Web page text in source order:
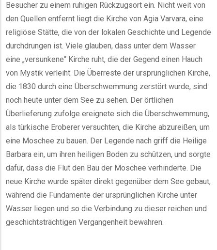
Besucher zu einem ruhigen Rückzugsort ein. Nicht weit von
den Quellen entfernt liegt die Kirche von Agia Varvara, eine
religiöse Stätte, die von der lokalen Geschichte und Legende
durchdrungen ist. Viele glauben, dass unter dem Wasser
eine „versunkene“ Kirche ruht, die der Gegend einen Hauch
von Mystik verleiht. Die Überreste der ursprünglichen Kirche,
die 1830 durch eine Überschwemmung zerstört wurde, sind
noch heute unter dem See zu sehen. Der örtlichen
Überlieferung zufolge ereignete sich die Überschwemmung,
als türkische Eroberer versuchten, die Kirche abzureißen, um
eine Moschee zu bauen. Der Legende nach griff die Heilige
Barbara ein, um ihren heiligen Boden zu schützen, und sorgte
dafür, dass die Flut den Bau der Moschee verhinderte. Die
neue Kirche wurde später direkt gegenüber dem See gebaut,
während die Fundamente der ursprünglichen Kirche unter
Wasser liegen und so die Verbindung zu dieser reichen und
geschichtsträchtigen Vergangenheit bewahren.